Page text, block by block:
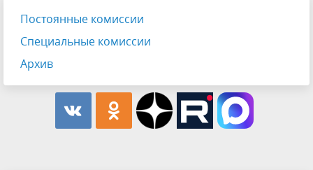
Постоянные комиссии
Специальные комиссии
Архив